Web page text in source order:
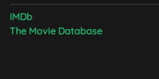
IMDb
The Movie Database